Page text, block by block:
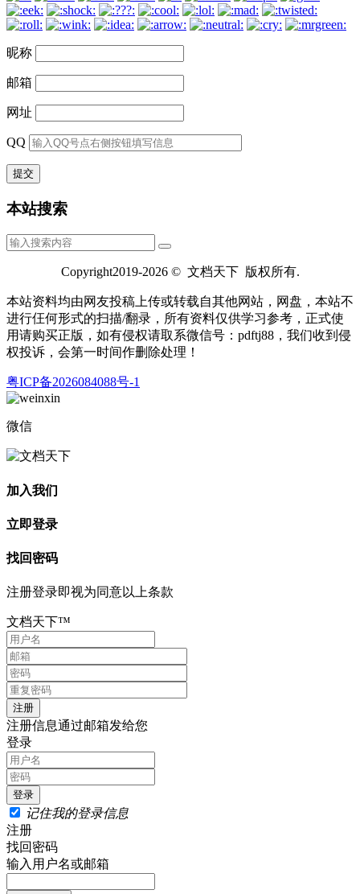
昵称
邮箱
网址
QQ
本站搜索
Copyright2019-2026 © 文档天下 版权所有.
本站资料均由网友投稿上传或转载自其他网站，网盘，本站不
进行仼何形式的扫描/翻录，所有资料仅供学习参考，正式使
用请购买正版，如有侵权请取系微信号：pdftj88，我们收到侵
权投诉，会第一时间作删除处理！
粤ICP备2026084088号-1
微信
加入我们
立即登录
找回密码
注册登录即视为同意以上条款
文档天下™
注册信息通过邮箱发给您
登录
记住我的登录信息
注册
找回密码
输入用户名或邮箱